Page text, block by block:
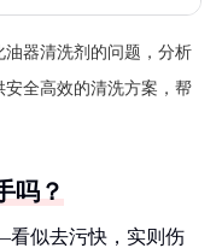
器清洗剂的问题，分析
全高效的清洗方案，帮
吗？
似去污快，实则伤